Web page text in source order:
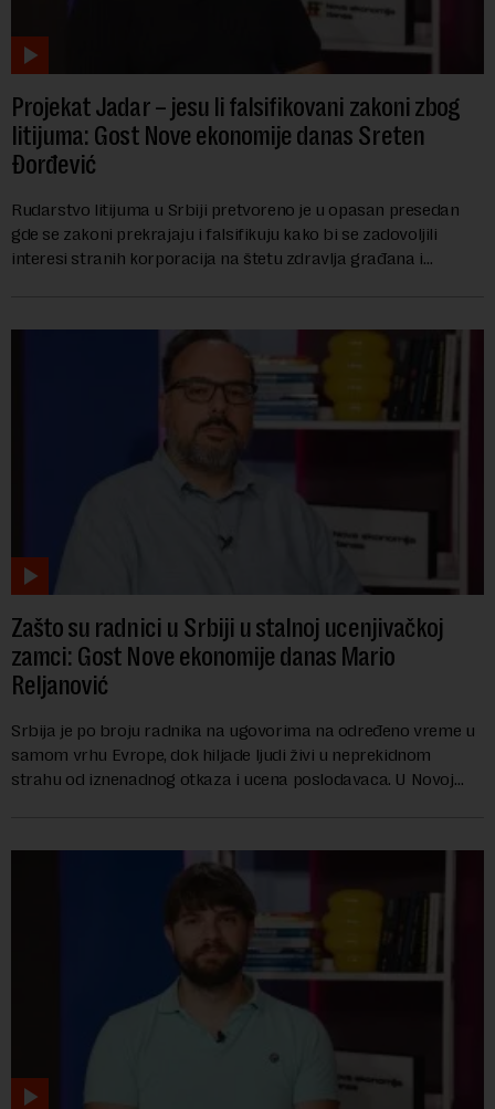
Projekat Jadar – jesu li falsifikovani zakoni zbog
litijuma: Gost Nove ekonomije danas Sreten
Đorđević
Rudarstvo litijuma u Srbiji pretvoreno je u opasan presedan
gde se zakoni prekrajaju i falsifikuju kako bi se zadovoljili
interesi stranih korporacija na štetu zdravlja građana i
Zašto su radnici u Srbiji u stalnoj ucenjivačkoj
zamci: Gost Nove ekonomije danas Mario
Reljanović
Srbija je po broju radnika na ugovorima na određeno vreme u
samom vrhu Evrope, dok hiljade ljudi živi u neprekidnom
strahu od iznenadnog otkaza i ucena poslodavaca. U Novoj